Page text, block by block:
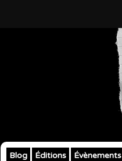
Blog Éditions Évènements